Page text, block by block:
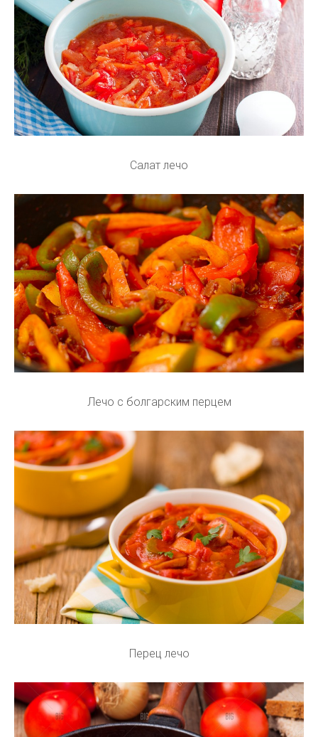
Салат лечо
Лечо с болгарским перцем
Перец лечо